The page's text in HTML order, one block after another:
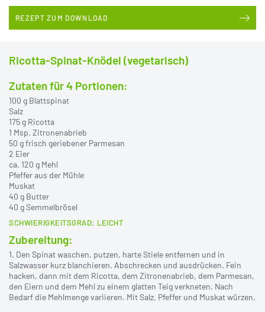
REZEPT ZUM DOWNLOAD
Ricotta-Spinat-Knödel (vegetarisch)
Zutaten für 4 Portionen:
100 g Blattspinat
Salz
175 g Ricotta
1 Msp. Zitronenabrieb
50 g frisch geriebener Parmesan
2 Eier
ca. 120 g Mehl
Pfeffer aus der Mühle
Muskat
40 g Butter
40 g Semmelbrösel
SCHWIERIGKEITSGRAD: LEICHT
Zubereitung:
1. Den Spinat waschen, putzen, harte Stiele entfernen und in
Salzwasser kurz blanchieren. Abschrecken und ausdrücken. Fein
hacken, dann mit dem Ricotta, dem Zitronenabrieb, dem Parmesan,
den Eiern und dem Mehl zu einem glatten Teig verkneten. Nach
Bedarf die Mehlmenge variieren. Mit Salz, Pfeffer und Muskat würzen.